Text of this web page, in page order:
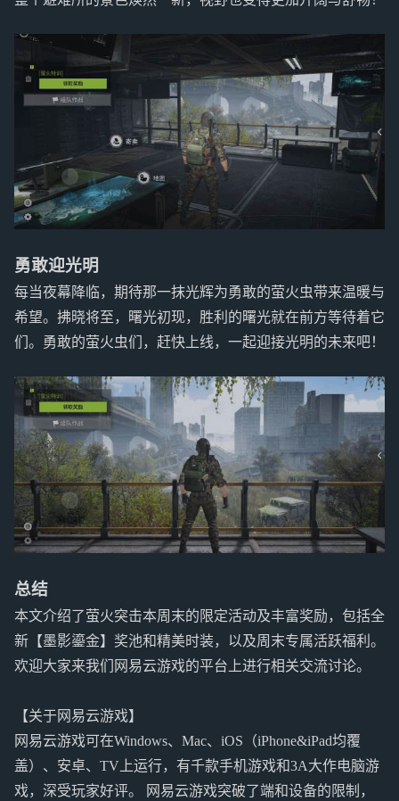
勇敢迎光明
每当夜幕降临，期待那一抹光辉为勇敢的萤火虫带来温暖与
希望。拂晓将至，曙光初现，胜利的曙光就在前方等待着它
们。勇敢的萤火虫们，赶快上线，一起迎接光明的未来吧！
总结
本文介绍了萤火突击本周末的限定活动及丰富奖励，包括全
新【墨影鎏金】奖池和精美时装，以及周末专属活跃福利。
欢迎大家来我们网易云游戏的平台上进行相关交流讨论。
【关于网易云游戏】
网易云游戏可在Windows、Mac、iOS（iPhone&iPad均覆
盖）、安卓、TV上运行，有千款手机游戏和3A大作电脑游
戏，深受玩家好评。 网易云游戏突破了端和设备的限制，